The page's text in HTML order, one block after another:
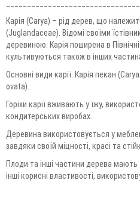
Карія (Carya) – рід дерев, що
(Juglandaceae). Відомі своїми
деревиною. Карія поширена в
культивуються також в інших
Основні види карії: Карія пекан
ovata).
Горіхи карії вживають у їжу,
кондитерських виробах.
Деревина використовується у
завдяки своїй міцності, красі та
Плоди та інші частини дерева мають
інші корисні властивості,